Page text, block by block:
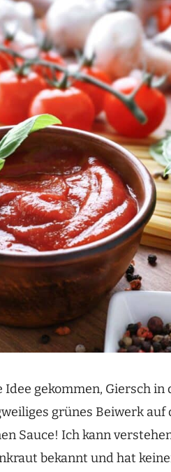
gekommen, Giersch in
grünes Beiwerk auf
Sauce! Ich kann
bekannt und hat